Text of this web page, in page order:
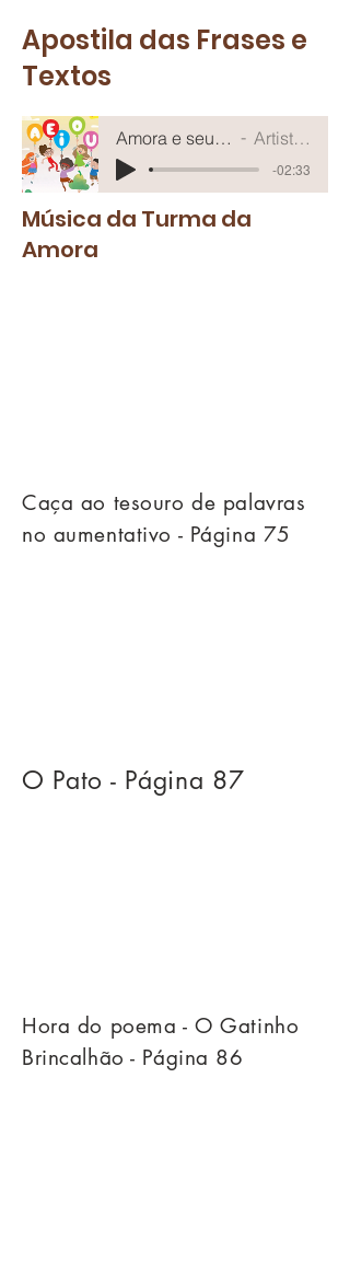
Apostila das Frases e
Textos
Amora e seus amigos Artist Name
-02:33
Música da Turma da
Amora
Caça ao tesouro de palavras
no aumentativo - Página 75
O Pato - Página 87
Hora do poema - O Gatinho
Brincalhão - Página 86